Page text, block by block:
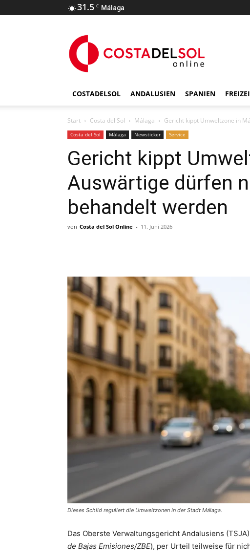
31.5 C Málaga
COSTADELSOL ANDALUSIEN SPANIEN
Start Costa del Sol Málaga Gericht kippt Umweltzone in
Costa del Sol Málaga Newsticker Service
Gericht kippt
Auswärtige dürfen
behandelt werden
von Costa del Sol Online - 11. Juni 2026
Dieses Schild reguliert die Umweltzonen in der Stadt Málaga.
Das Oberste Verwaltungsgericht Andalusiens
de Bajas Emisiones/ZBE), per Urteil teilweise für